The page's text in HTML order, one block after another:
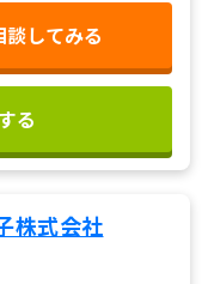
してみる
る
株式会社